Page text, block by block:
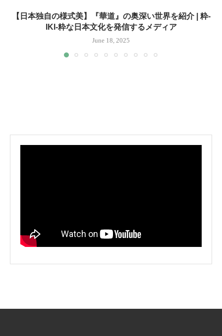
【日本独自の様式美】『華道』の奥深い世界を紹介 | 粋-
IKI-粋な日本文化を発信するメディア
June 18, 2025